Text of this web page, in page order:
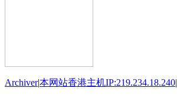
Archiver|本网站香港主机IP:219.234.18.240|